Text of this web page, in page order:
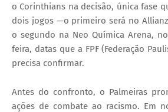
o Corinthians na decisão, única fase
dois jogos —o primeiro será no
o segundo na Neo Química Arena,
feira, datas que a FPF (Federação
precisa confirmar.
Antes do confronto, o Palmeiras
ações de combate ao racismo. Em